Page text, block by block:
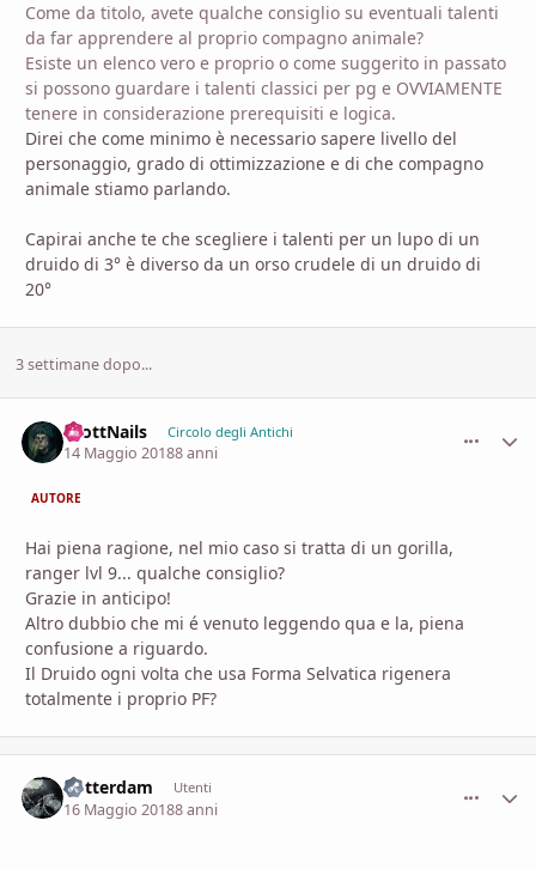
Come da titolo, avete qualche consiglio su eventuali talenti
da far apprendere al proprio compagno animale?
Esiste un elenco vero e proprio o come suggerito in passato
si possono guardare i talenti classici per pg e OVVIAMENTE
tenere in considerazione prerequisiti e logica.
Direi che come minimo è necessario sapere livello del
personaggio, grado di ottimizzazione e di che compagno
animale stiamo parlando.
Capirai anche te che scegliere i talenti per un lupo di un
druido di 3° è diverso da un orso crudele di un druido di
20°
3 settimane dopo...
ScottNails Circolo degli Antichi
14 Maggio 20188 anni
AUTORE
Hai piena ragione, nel mio caso si tratta di un gorilla,
ranger lvl 9... qualche consiglio?
Grazie in anticipo!
Altro dubbio che mi é venuto leggendo qua e la, piena
confusione a riguardo.
Il Druido ogni volta che usa Forma Selvatica rigenera
totalmente i proprio PF?
Rotterdam Utenti
16 Maggio 20188 anni